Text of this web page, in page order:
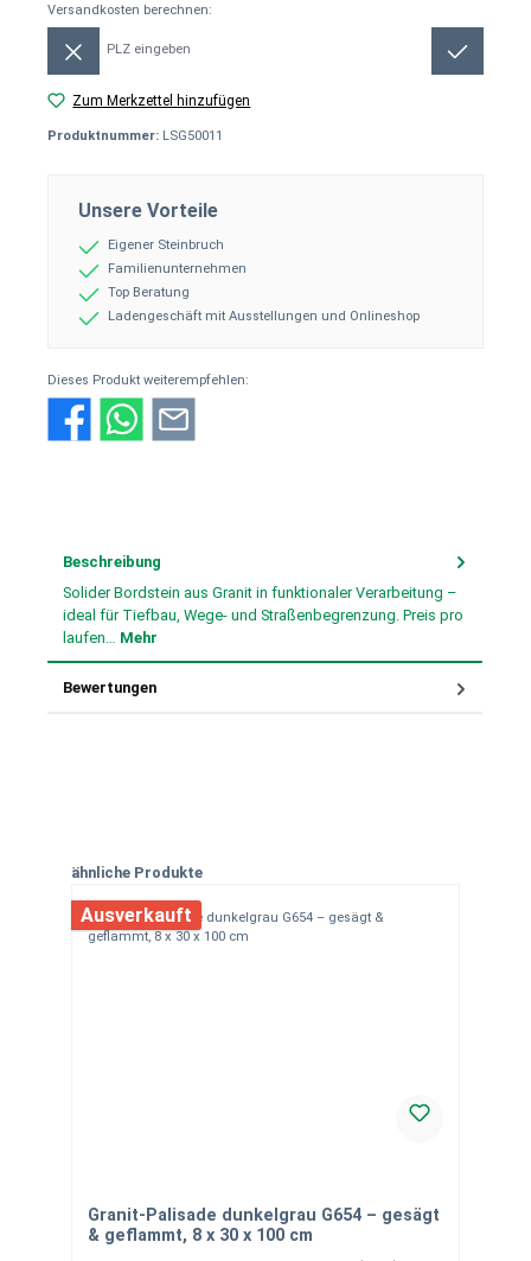
Versandkosten berechnen:
Zum Merkzettel hinzufügen
Produktnummer: LSG50011
Unsere Vorteile
Eigener Steinbruch
Familienunternehmen
Top Beratung
Ladengeschäft mit Ausstellungen und Onlineshop
Dieses Produkt weiterempfehlen:
Beschreibung
Solider Bordstein aus Granit in funktionaler Verarbeitung –
ideal für Tiefbau, Wege- und Straßenbegrenzung. Preis pro
laufen… Mehr
Bewertungen
Produktgalerie überspringen
ähnliche Produkte
Ausverkauft
Granit-Palisade dunkelgrau G654 – gesägt
& geflammt, 8 x 30 x 100 cm